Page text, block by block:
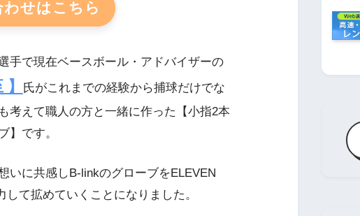
せはこちら
手で現在ベースボール・アドバイザーの
氏がこれまでの経験から捕球だけでな
考えて職人の方と一緒に作った【小指2本
】です。
いに共感しB-linkのグローブをELEVEN
して拡めていくことになりました。